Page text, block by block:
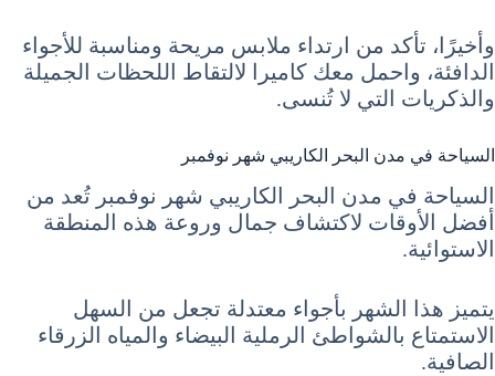
وأخيرًا، تأكد من ارتداء ملابس مريحة ومناسبة للأجواء
الدافئة، واحمل معك كاميرا لالتقاط اللحظات الجميلة
والذكريات التي لا تُنسى.
السياحة في مدن البحر الكاريبي شهر نوفمبر
السياحة في مدن البحر الكاريبي شهر نوفمبر تُعد من
أفضل الأوقات لاكتشاف جمال وروعة هذه المنطقة
الاستوائية.
يتميز هذا الشهر بأجواء معتدلة تجعل من السهل
الاستمتاع بالشواطئ الرملية البيضاء والمياه الزرقاء
الصافية.